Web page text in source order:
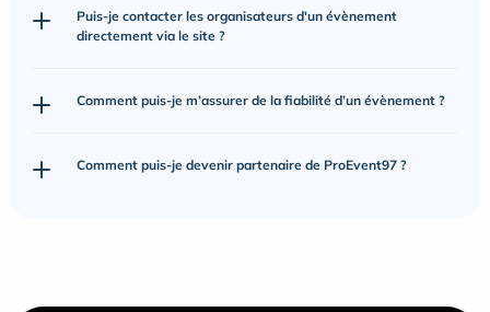
Puis-je contacter les organisateurs d'un évènement
directement via le site ?
Comment puis-je m’assurer de la fiabilité d’un évènement ?
Comment puis-je devenir partenaire de ProEvent97 ?